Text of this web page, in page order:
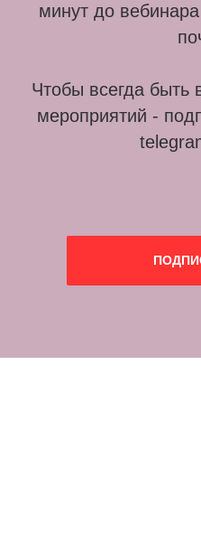
минут до
Чтобы всегда быть
мероприятий -